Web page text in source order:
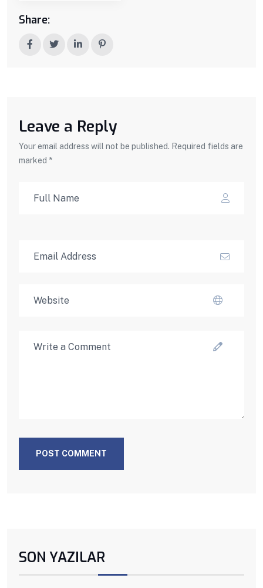
Share:
Leave a Reply
Your email address will not be published. Required fields are
marked *
POST COMMENT
SON YAZILAR